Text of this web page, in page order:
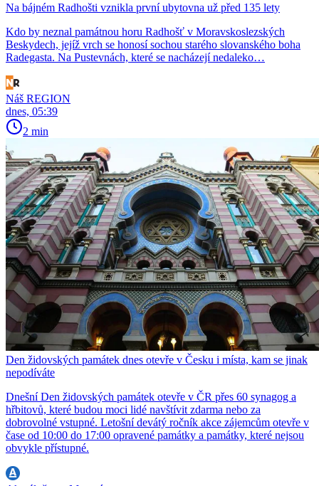
Na bájném Radhošti vznikla první ubytovna už před 135 lety
Kdo by neznal památnou horu Radhošť v Moravskoslezských
Beskydech, jejíž vrch se honosí sochou starého slovanského boha
Radegasta. Na Pustevnách, které se nacházejí nedaleko…
Náš REGION
dnes, 05:39
2 min
Den židovských památek dnes otevře v Česku i místa, kam se jinak
nepodíváte
Dnešní Den židovských památek otevře v ČR přes 60 synagog a
hřbitovů, které budou moci lidé navštívit zdarma nebo za
dobrovolné vstupné. Letošní devátý ročník akce zájemcům otevře v
čase od 10:00 do 17:00 opravené památky a památky, které nejsou
obvykle přístupné.